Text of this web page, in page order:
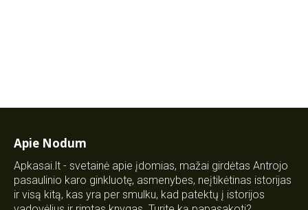
Apie Nodum
Apkasai.lt - svetainė apie įdomias, mažai girdėtas Antrojo
pasaulinio karo ginkluotę, asmenybes, neįtikėtinas istorijas
ir visą kitą, kas yra per smulku, kad patektų į istorijos